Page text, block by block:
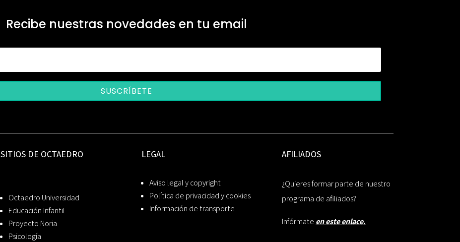
Recibe nuestras novedades en tu email
SUSCRÍBETE
SITIOS DE OCTAEDRO
Octaedro Universidad
Educación Infantil
Proyecto Noria
Psicología
LEGAL
Aviso legal y copyright
Política de privacidad y cookies
Información de transporte
AFILIADOS
¿Quieres formar parte de nuestro
programa de afiliados?
Infórmate en este enlace.